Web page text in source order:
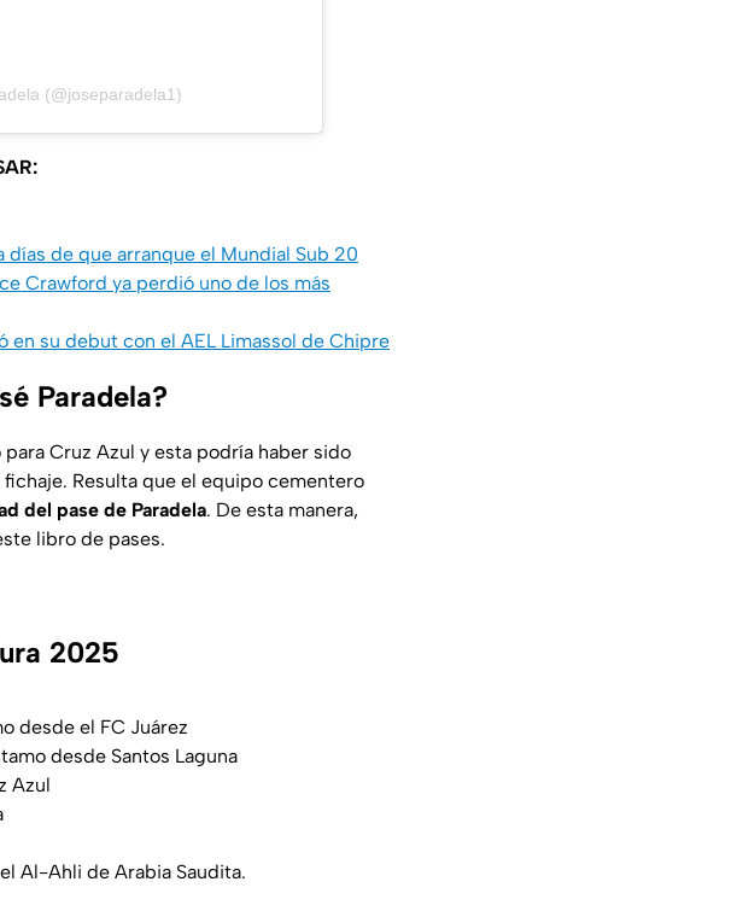
(@joseparadela1)
de que arranque el Mundial Sub 20
Crawford ya perdió uno de los más
en su debut con el AEL Limassol de Chipre
Paradela?
Cruz Azul y esta podría haber sido
Resulta que el equipo cementero
del pase de Paradela. De esta manera,
libro de pases.
2025
desde el FC Juárez
desde Santos Laguna
Azul
Al-Ahli de Arabia Saudita.